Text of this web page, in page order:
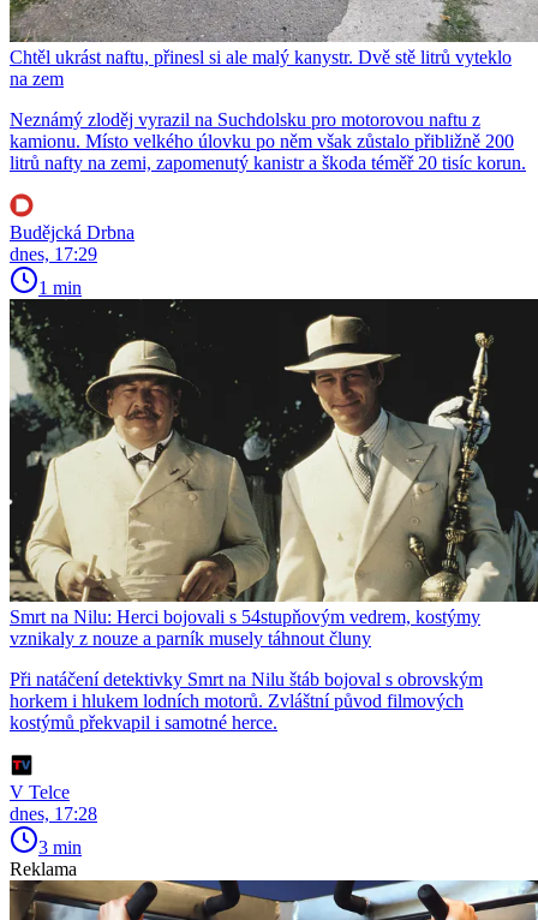
Chtěl ukrást naftu, přinesl si ale malý kanystr. Dvě stě litrů vyteklo
na zem
Neznámý zloděj vyrazil na Suchdolsku pro motorovou naftu z
kamionu. Místo velkého úlovku po něm však zůstalo přibližně 200
litrů nafty na zemi, zapomenutý kanistr a škoda téměř 20 tisíc korun.
Budějcká Drbna
dnes, 17:29
1 min
Smrt na Nilu: Herci bojovali s 54stupňovým vedrem, kostýmy
vznikaly z nouze a parník musely táhnout čluny
Při natáčení detektivky Smrt na Nilu štáb bojoval s obrovským
horkem i hlukem lodních motorů. Zvláštní původ filmových
kostýmů překvapil i samotné herce.
V Telce
dnes, 17:28
3 min
Reklama